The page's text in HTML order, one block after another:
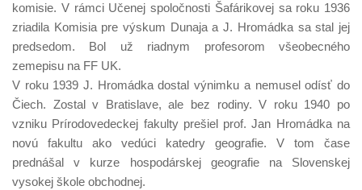
komisie. V rámci Učenej spoločnosti Šafárikovej sa roku 1936
zriadila Komisia pre výskum Dunaja a J. Hromádka sa stal jej
predsedom. Bol už riadnym profesorom všeobecného
zemepisu na FF UK.
V roku 1939 J. Hromádka dostal výnimku a nemusel odísť do
Čiech. Zostal v Bratislave, ale bez rodiny. V roku 1940 po
vzniku Prírodovedeckej fakulty prešiel prof. Jan Hromádka na
novú fakultu ako vedúci katedry geografie. V tom čase
prednášal v kurze hospodárskej geografie na Slovenskej
vysokej škole obchodnej.